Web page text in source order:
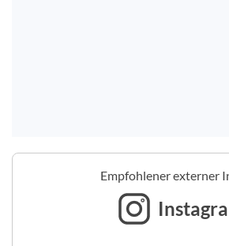
Empfohlener externer